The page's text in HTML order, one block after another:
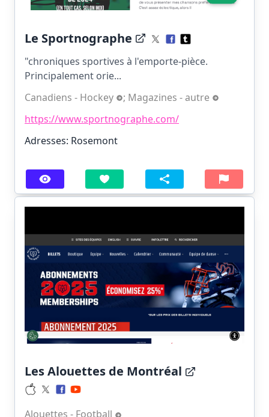
Le Sportnographe
"chroniques sportives à l'emporte-pièce.
Principalement orie...
Canadiens - Hockey
; Magazines - autre
https://www.sportnographe.com/
Adresses: Rosemont
Les Alouettes de Montréal
Alouettes - Football